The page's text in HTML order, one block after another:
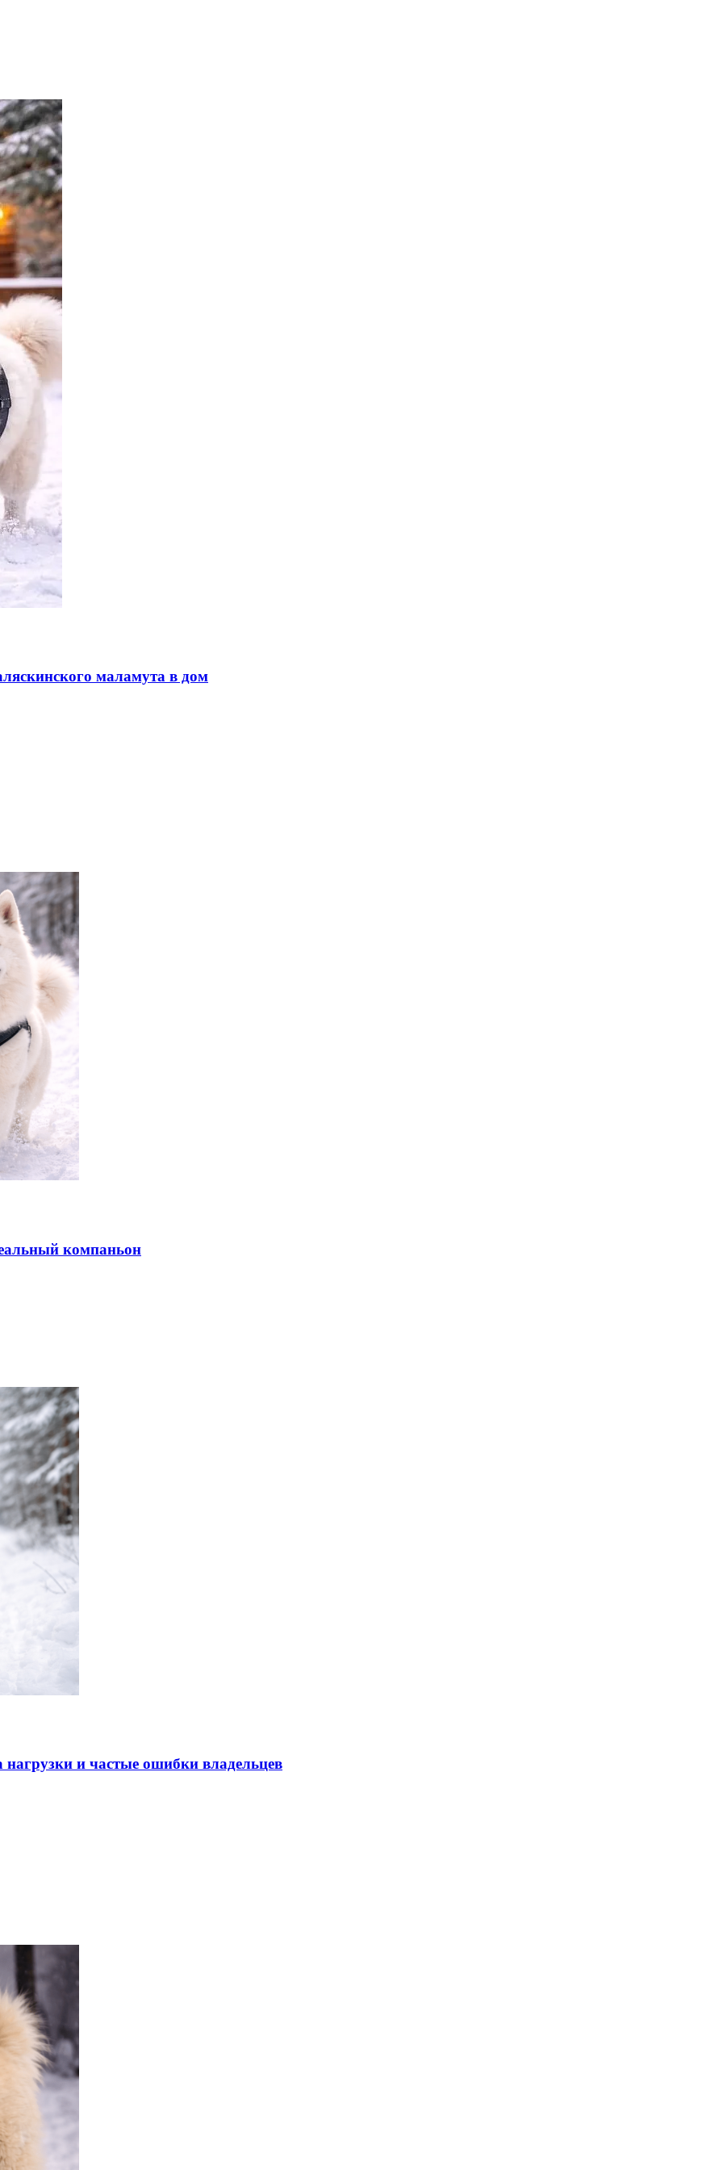
маламута в дом
компаньон
и частые ошибки владельцев